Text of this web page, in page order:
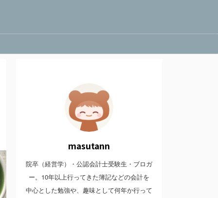
masutann
院卒（経営学）・公認会計士受験生・ブロガ
ー。10年以上行ってきた簿記などの会計を
中心とした勉強や、趣味として何年か行って